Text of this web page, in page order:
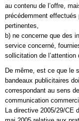
au contenu de l’offre,
précédemment
pertinentes,
b) ne concerne que des
service concerné,
sollicitation de l’attention
De même, est ce que le
bandeaux publicitaires
correspondant au sens
communication
La directive 2005/29/CE